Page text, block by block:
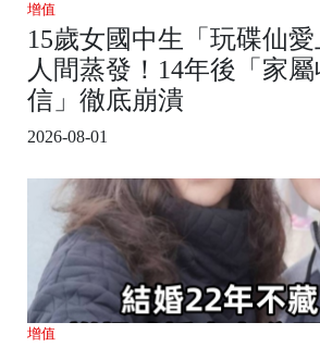
增值
15歲女國中生「玩碟仙愛
人間蒸發！14年後「家
信」徹底崩潰
2026-08-01
增值